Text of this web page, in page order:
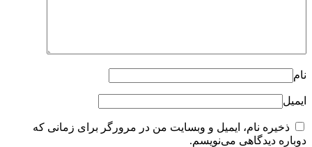
نام
ایمیل
ذخیره نام، ایمیل و وبسایت من در مرورگر برای زمانی که
دوباره دیدگاهی می‌نویسم.